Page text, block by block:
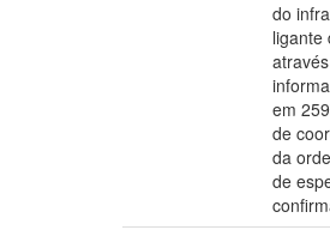
do
ligante
em
de
da
de